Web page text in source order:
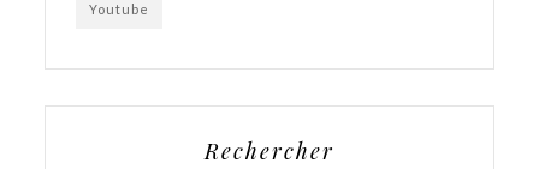
Youtube
Rechercher